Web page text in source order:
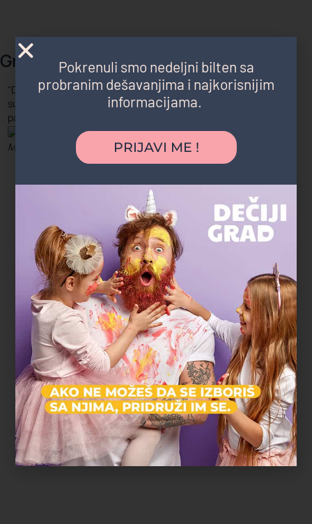
Gradski parkovi i šume
"Deca su satima trčala, istraživala i igrala se, a čim smo stigli kući
su popadali od umora. Ovo je bio najopušteniji rođendan koji
pamtimo."
Magdalena P. Zvezdara
Pokrenuli smo nedeljni bilten sa
probranim dešavanjima i najkorisnijim
informacijama.
PRIJAVI ME !